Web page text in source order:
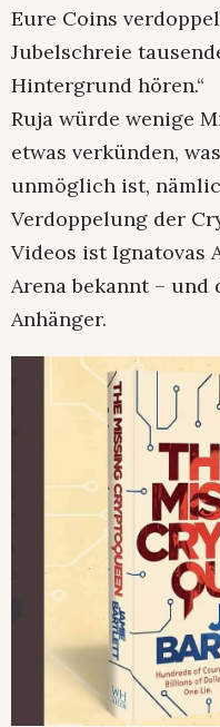
Eure Coins
Jubelschreie
Hintergrund hören.“
Ruja würde wenige
etwas verkünden,
unmöglich ist,
Verdoppelung der
Videos ist Ignatovas
Arena bekannt –
Anhänger.